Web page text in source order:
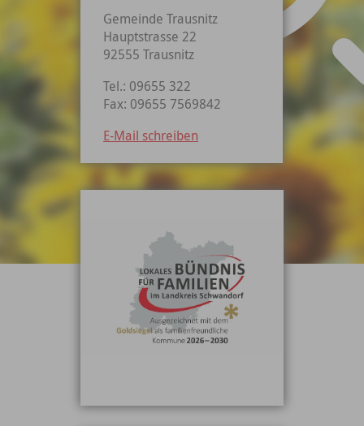
Gemeinde Trausnitz
Hauptstrasse 22
92555 Trausnitz
Tel.: 09655 322
Fax: 09655 7569842
E-Mail schreiben